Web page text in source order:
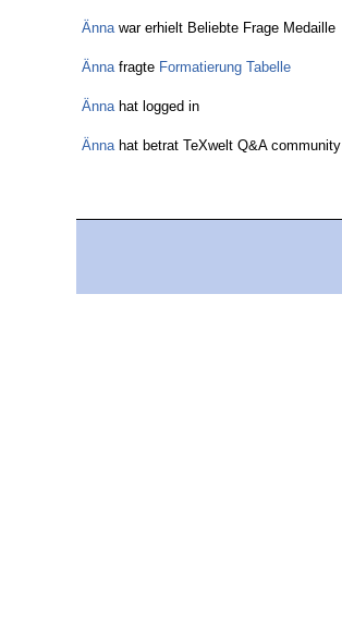
Ännawar erhielt Beliebte Frage Medaille
Ännafragte Formatierung Tabelle
Ännahat logged in
Ännahat betrat TeXwelt Q&A community